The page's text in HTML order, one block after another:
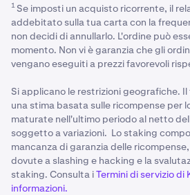
1Se imposti un acquisto ricorrente, il
addebitato sulla tua carta con la
non decidi di annullarlo. L'ordine può
momento. Non vi è garanzia che gli
vengano eseguiti a prezzi favorevoli
Si applicano le restrizioni geografiche.
una stima basata sulle ricompense per
maturate nell'ultimo periodo al netto
soggetto a variazioni. Lo staking
mancanza di garanzia delle
dovute a slashing e hacking e la
staking. Consulta iTermini di servizio di
informazioni.